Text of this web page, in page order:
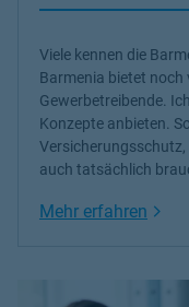
Viele kennen die
Barmenia bietet noch
Gewerbetreibende.
Konzepte anbieten.
Versicherungsschutz,
auch tatsächlich
Mehr erfahren Link